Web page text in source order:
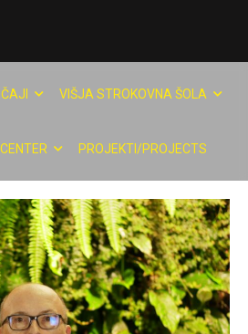
VIŠJA STROKOVNA ŠOLA
PROJEKTI/PROJECTS